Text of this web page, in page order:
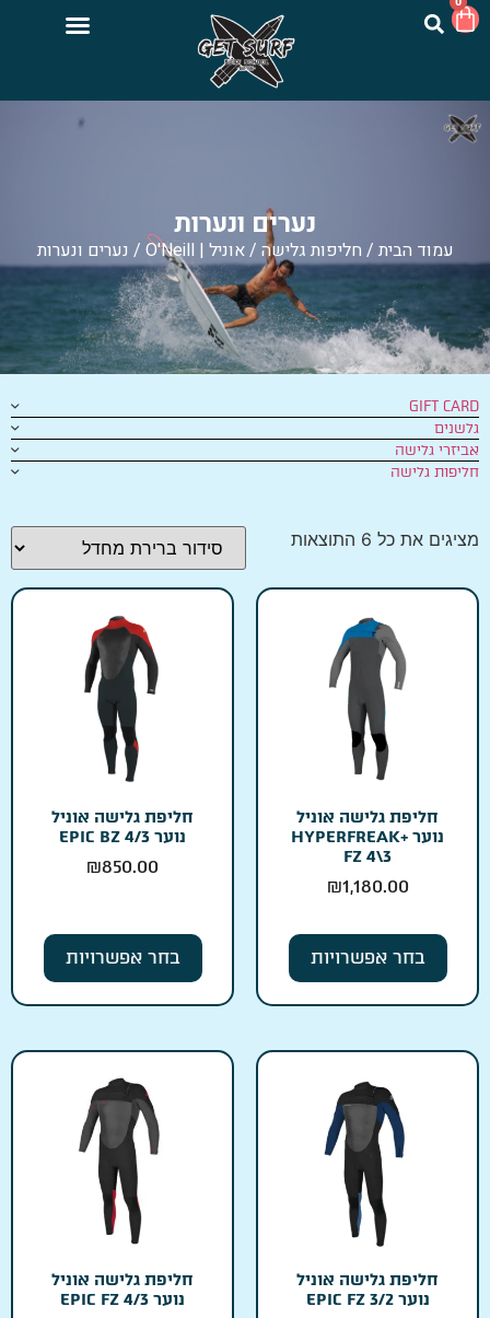
נערים ונערות
עמוד הבית / חליפות גלישה /אוניל | O'Neill / נערים ונערות
GIFT CARD
גלשנים
אביזרי גלישה
חליפות גלישה
מציגים את כל ⁦6⁩ התוצאות
חליפת גלישה אוניל
נוער +HYPERFREAK
FZ 4\3
₪1,180.00
בחר אפשרויות
חליפת גלישה אוניל
נוער EPIC BZ 4/3
₪850.00
בחר אפשרויות
חליפת גלישה אוניל
נוער EPIC FZ 3/2
חליפת גלישה אוניל
נוער EPIC FZ 4/3